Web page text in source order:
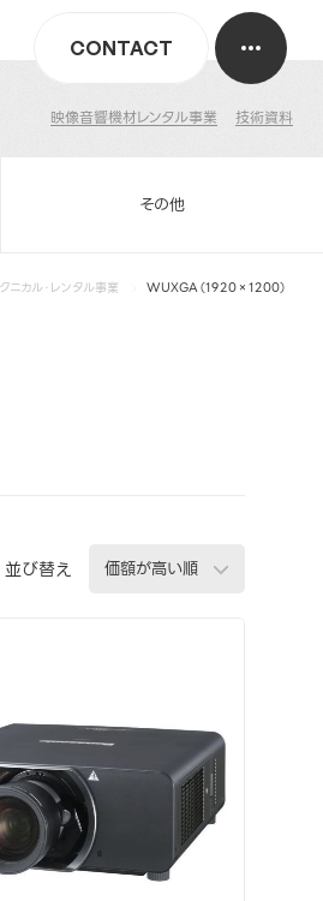
映像音響機材レンタル事業 技術資料
CONTACT
その他
ニカル・レンタル事業 WUXGA（1920×1200）
並び替え